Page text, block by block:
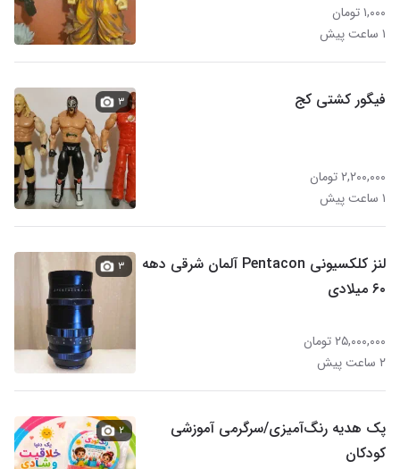
۱,۰۰۰ تومان
۱ ساعت پیش
فیگور کشتی کج
۲,۲۰۰,۰۰۰ تومان
۱ ساعت پیش
۳
لنز کلکسیونی Pentacon آلمان شرقی دهه
۶۰ میلادی
۲۵,۰۰۰,۰۰۰ تومان
۲ ساعت پیش
۳
پک هدیه رنگ‌آمیزی/سرگرمی آموزشی
کودکان
۲